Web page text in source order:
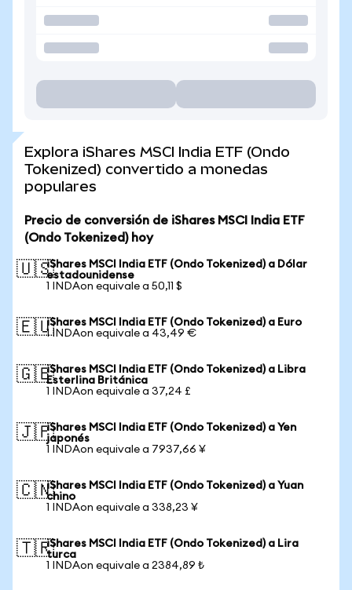
Explora iShares MSCI India ETF (Ondo
Tokenized) convertido a monedas
populares
Precio de conversión de iShares MSCI India ETF
(Ondo Tokenized) hoy
🇺🇸iShares MSCI India ETF (Ondo Tokenized) a Dólar
estadounidense
1 INDAon equivale a 50,11 $
🇪🇺iShares MSCI India ETF (Ondo Tokenized) a Euro
1 INDAon equivale a 43,49 €
🇬🇧iShares MSCI India ETF (Ondo Tokenized) a Libra
Esterlina Británica
1 INDAon equivale a 37,24 £
🇯🇵iShares MSCI India ETF (Ondo Tokenized) a Yen
japonés
1 INDAon equivale a 7937,66 ¥
🇨🇳iShares MSCI India ETF (Ondo Tokenized) a Yuan
chino
1 INDAon equivale a 338,23 ¥
🇹🇷iShares MSCI India ETF (Ondo Tokenized) a Lira
turca
1 INDAon equivale a 2384,89 ₺